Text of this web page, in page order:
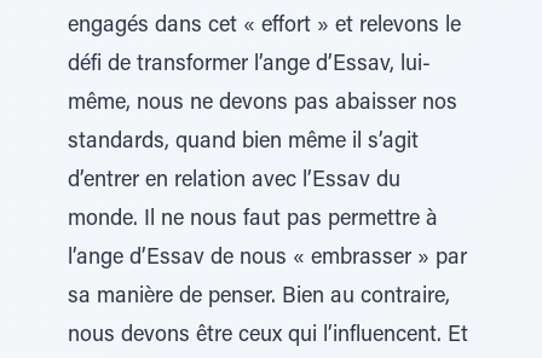
engagés dans cet « effort » et relevons le
défi de transformer l’ange d’Essav, lui-
même, nous ne devons pas abaisser nos
standards, quand bien même il s’agit
d’entrer en relation avec l’Essav du
monde. Il ne nous faut pas permettre à
l’ange d’Essav de nous « embrasser » par
sa manière de penser. Bien au contraire,
nous devons être ceux qui l’influencent. Et